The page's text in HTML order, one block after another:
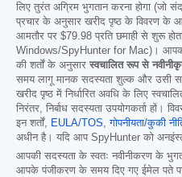
लिए तुरंत अग्रिम भुगतान करना होगा (जो
प्रचार के अनुसार खरीद पृष्ठ के विवरण के
आमतौर पर $79.98 प्रति छमाही से शुरू
Windows/SpyHunter for Mac)।
की शर्तों के अनुसार स्वचालित रूप से
समय लागू मानक सदस्यता शुल्क और उसी
खरीद पृष्ठ में निर्धारित अवधि के लिए
निरंतर, निर्बाध सदस्यता उपयोगकर्ता हों।
इन शर्तों,
EULA/TOS ,गोपनीयता/कुकी
अधीन है। यदि आप SpyHunter को
आपकी सदस्यता के स्वतः नवीनीकरण के
आपके पंजीकरण के समय दिए गए ईमेल पते